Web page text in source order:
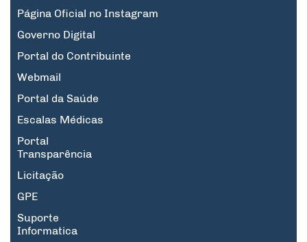
Página Oficial no Instagram
Governo Digital
Portal do Contribuinte
Webmail
Portal da Saúde
Escalas Médicas
Portal
Transparência
Licitação
GPE
Suporte
Informatica